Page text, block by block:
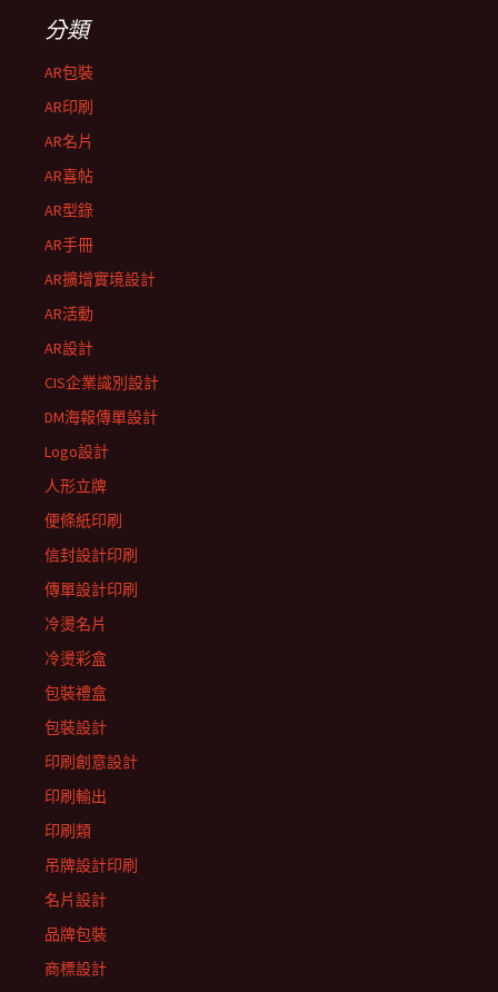
分類
AR包裝
AR印刷
AR名片
AR喜帖
AR型錄
AR手冊
AR擴增實境設計
AR活動
AR設計
CIS企業識別設計
DM海報傳單設計
Logo設計
人形立牌
便條紙印刷
信封設計印刷
傳單設計印刷
冷燙名片
冷燙彩盒
包裝禮盒
包裝設計
印刷創意設計
印刷輸出
印刷類
吊牌設計印刷
名片設計
品牌包裝
商標設計